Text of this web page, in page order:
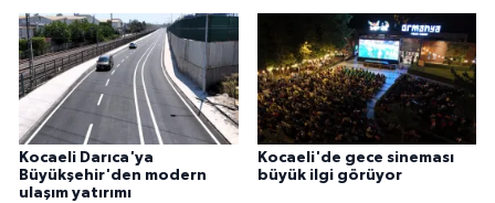
Kocaeli Darıca'ya
Büyükşehir'den modern
ulaşım yatırımı
Kocaeli'de gece sineması
büyük ilgi görüyor